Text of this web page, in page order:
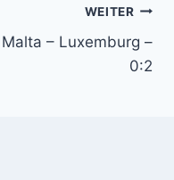
WEITER
Malta – Luxemburg –
0:2